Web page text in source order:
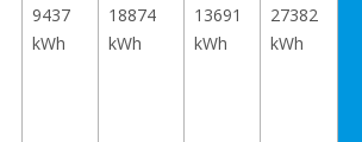
9437
kWh
18874
kWh
13691
kWh
27382
kWh